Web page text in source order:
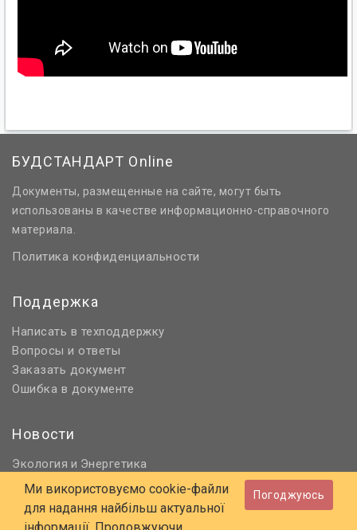
БУДСТАНДАРТ Online
Документы, размещенные на сайте, могут быть
использованы в качестве информационно-справочного
материала.
Политика конфиденциальности
Поддержка
Написать в техподдержку
Вопросы и ответы
Заказать документ
Ошибка в документе
Новости
Экология и Энергетика
Нормативное регулирование
Строительство и проектирование
Охрана труда и ПБ
Ми використовуємо cookie-файли
для надання найбільш актуальної
Погоджуюсь